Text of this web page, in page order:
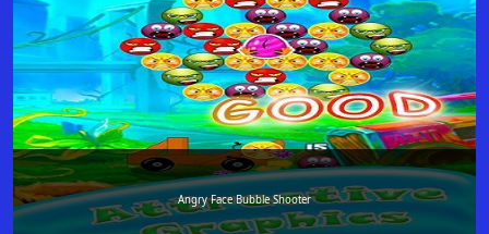
Angry Face Bubble Shooter